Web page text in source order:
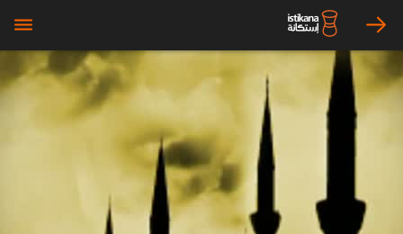
arrow_right
bars